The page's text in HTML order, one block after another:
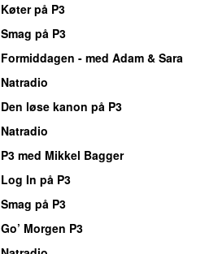
Køter på P3
Smag på P3
Formiddagen - med Adam & Sara
Natradio
Den løse kanon på P3
Natradio
P3 med Mikkel Bagger
Log In på P3
Smag på P3
Go’ Morgen P3